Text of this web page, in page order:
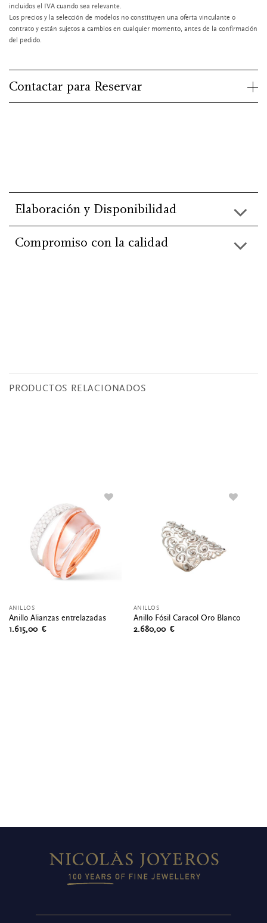
incluidos el IVA cuando sea relevante.
Los precios y la selección de modelos no constituyen una oferta vinculante o
contrato y están sujetos a cambios en cualquier momento, antes de la confirmación
del pedido.
Contactar para Reservar
Elaboración y Disponibilidad
Compromiso con la calidad
PRODUCTOS RELACIONADOS
ANILLOS
Anillo Alianzas entrelazadas
1.615,00 €
ANILLOS
Anillo Fósil Caracol Oro Blanco
2.680,00 €